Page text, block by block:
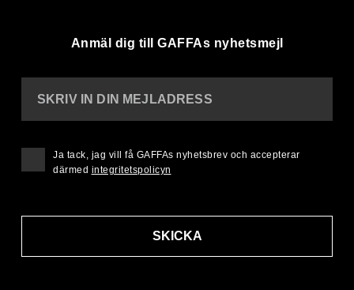
Anmäl dig till GAFFAs nyhetsmejl
SKRIV IN DIN MEJLADRESS
SKICKA
Ja tack, jag vill få GAFFAs nyhetsbrev och accepterar
därmed integritetspolicyn